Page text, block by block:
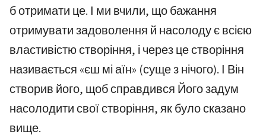
б отримати це. І ми вчили, що бажання
отримувати задоволення й насолоду є всією
властивістю створіння, і через це створіння
називається «єш мі аїн» (суще з нічого). І Він
створив його, щоб справдився Його задум
насолодити свої створіння, як було сказано
вище.